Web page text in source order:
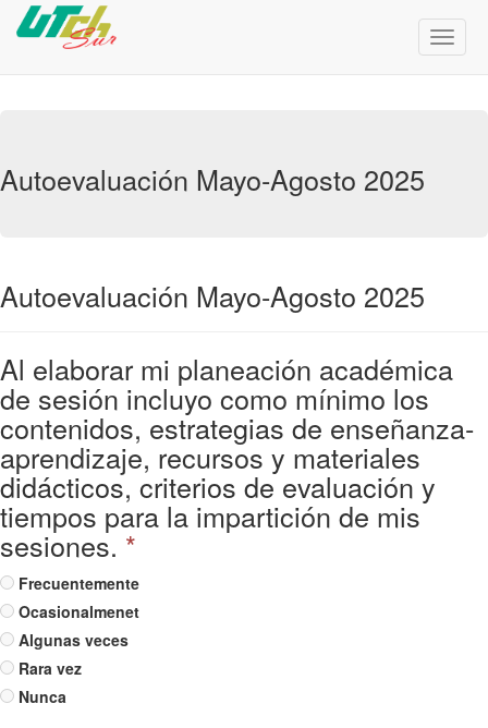
Menú
de
Autoevaluación Mayo-Agosto 2025
Autoevaluación Mayo-Agosto 2025
Al elaborar mi planeación académica
de sesión incluyo como mínimo los
contenidos, estrategias de enseñanza-
aprendizaje, recursos y materiales
didácticos, criterios de evaluación y
tiempos para la impartición de mis
sesiones. *
Frecuentemente
Ocasionalmenet
Algunas veces
Rara vez
Nunca